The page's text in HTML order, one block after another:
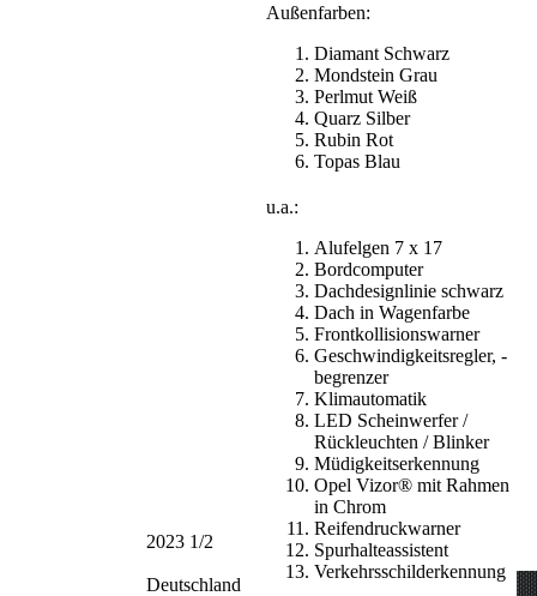
Außenfarben:
Diamant Schwarz
Mondstein Grau
Perlmut Weiß
Quarz Silber
Rubin Rot
Topas Blau
2023 1/2
Deutschland
u.a.:
Alufelgen 7 x 17
Bordcomputer
Dachdesignlinie schwarz
Dach in Wagenfarbe
Frontkollisionswarner
Geschwindigkeitsregler, -
begrenzer
Klimautomatik
LED Scheinwerfer /
Rückleuchten / Blinker
Müdigkeitserkennung
Opel Vizor® mit Rahmen
in Chrom
Reifendruckwarner
Spurhalteassistent
Verkehrsschilderkennung